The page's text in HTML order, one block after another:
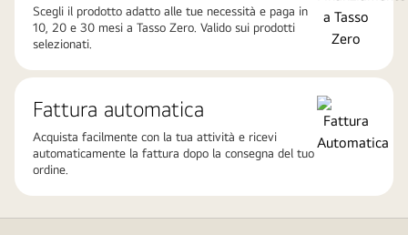
Scegli il prodotto adatto alle tue necessità e paga in
10, 20 e 30 mesi a Tasso Zero. Valido sui prodotti
selezionati.
Fattura automatica
Acquista facilmente con la tua attività e ricevi
automaticamente la fattura dopo la consegna del tuo
ordine.